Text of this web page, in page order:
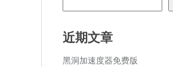
近期文章
黑洞加速度器免费版